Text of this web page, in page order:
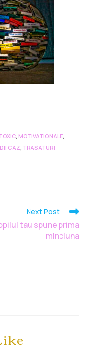
MOTIVATIONALE
CAZ TRASATURI
Next Post
tau spune prima
minciuna